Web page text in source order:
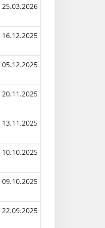
25.03.2026
16.12.2025
05.12.2025
20.11.2025
13.11.2025
10.10.2025
09.10.2025
22.09.2025